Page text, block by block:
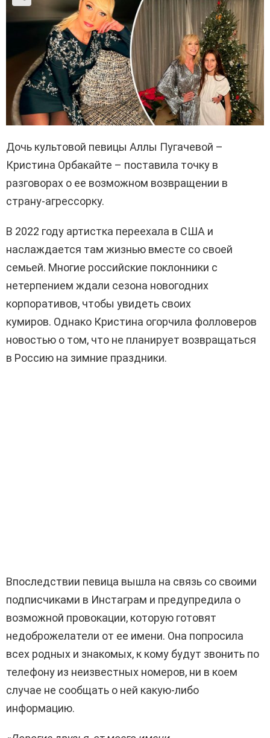
Дочь культовой певицы Аллы Пугачевой –
Кристина Орбакайте – поставила точку в
разговорах о ее возможном возвращении в
страну-агрессорку.
В 2022 году артистка переехала в США и
наслаждается там жизнью вместе со своей
семьей. Многие российские поклонники с
нетерпением ждали сезона новогодних
корпоративов, чтобы увидеть своих
кумиров. Однако Кристина огорчила фолловеров
новостью о том, что не планирует возвращаться
в Россию на зимние праздники.
Впоследствии певица вышла на связь со своими
подписчиками в Инстаграм и предупредила о
возможной провокации, которую готовят
недоброжелатели от ее имени. Она попросила
всех родных и знакомых, к кому будут звонить по
телефону из неизвестных номеров, ни в коем
случае не сообщать о ней какую-либо
информацию.